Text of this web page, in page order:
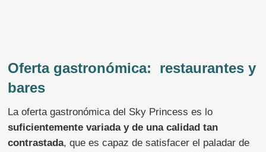
Oferta gastronómica: restaurantes y
bares
La oferta gastronómica del Sky Princess es lo
suficientemente variada y de una calidad tan
contrastada, que es capaz de satisfacer el paladar de